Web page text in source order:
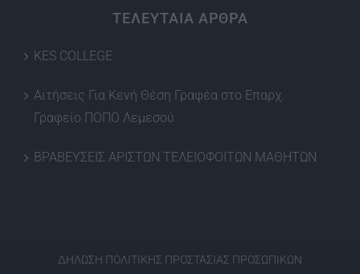
ΤΕΛΕΥΤΑΙΑ ΑΡΘΡΑ
KES COLLEGE
Αιτήσεις Για Κενή Θέση Γραφέα στο Επαρχ.
Γραφείο ΠΟΠΟ Λεμεσού
ΒΡΑΒΕΥΣΕΙΣ ΑΡΙΣΤΩΝ ΤΕΛΕΙΟΦΟΙΤΩΝ ΜΑΘΗΤΩΝ
ΔΗΛΩΣΗ ΠΟΛΙΤΙΚΗΣ ΠΡΟΣΤΑΣΙΑΣ ΠΡΟΣΩΠΙΚΩΝ